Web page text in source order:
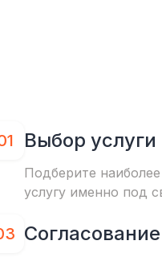
Выбор услуги
Подберите
услугу именно под
Согласование